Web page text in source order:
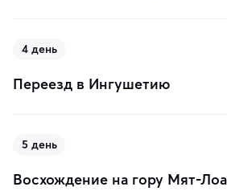
4 день
Переезд в Ингушетию
5 день
Восхождение на гору Мят-